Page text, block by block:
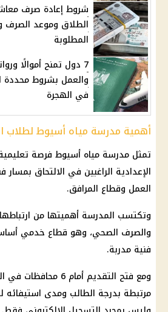
شروط إعادة صرف
الطلاق وموعد الصرف
المطلوبة
7 دول تمنح أموالًا
والعمل بشروط محددة
في الهجرة
أهمية مدرسة مياه أسيوط لطلاب
تمثل مدرسة مياه أسيوط فرصة
الإعدادية الراغبين في الالتحاق
العمل وقطاع المرافق.
وتكتسب المدرسة أهميتها من
والصرف الصحي، وهو قطاع خدمي
فنية مدربة.
ومع فتح التقديم أمام
مرتبطة بدرجة الطالب ومدى استيفائه